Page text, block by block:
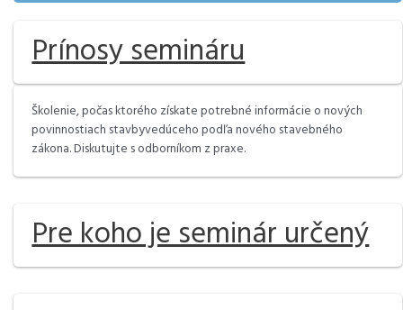
Prínosy semináru
Školenie, počas ktorého získate potrebné informácie o nových
povinnostiach stavbyvedúceho podľa nového stavebného
zákona. Diskutujte s odborníkom z praxe.
Pre koho je seminár určený